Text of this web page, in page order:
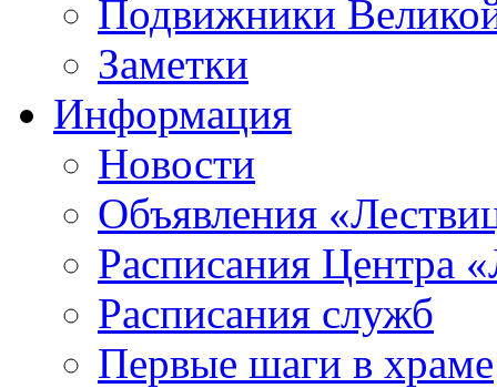
Подвижники
Заметки
Информация
Новости
Объявления
Расписания Центра
Расписания служб
Первые шаги в храме